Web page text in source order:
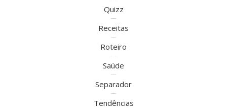
Quizz
Receitas
Roteiro
Saúde
Separador
Tendências